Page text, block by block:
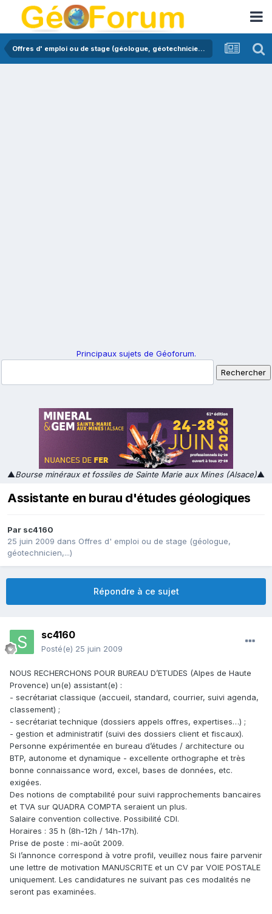
Offres d' emploi ou de stage (géologue, géotechnicien,...)
Principaux sujets de Géoforum.
▲Bourse minéraux et fossiles de Sainte Marie aux Mines (Alsace)▲
Assistante en burau d'études géologiques
Par sc4160
25 juin 2009 dans Offres d' emploi ou de stage (géologue,
géotechnicien,...)
Répondre à ce sujet
sc4160
Posté(e) 25 juin 2009
NOUS RECHERCHONS POUR BUREAU D’ETUDES (Alpes de Haute
Provence) un(e) assistant(e) :
- secrétariat classique (accueil, standard, courrier, suivi agenda,
classement) ;
- secrétariat technique (dossiers appels offres, expertises…) ;
- gestion et administratif (suivi des dossiers client et fiscaux).
Personne expérimentée en bureau d’études / architecture ou
BTP, autonome et dynamique - excellente orthographe et très
bonne connaissance word, excel, bases de données, etc.
exigées.
Des notions de comptabilité pour suivi rapprochements bancaires
et TVA sur QUADRA COMPTA seraient un plus.
Salaire convention collective. Possibilité CDI.
Horaires : 35 h (8h-12h / 14h-17h).
Prise de poste : mi-août 2009.
Si l’annonce correspond à votre profil, veuillez nous faire parvenir
une lettre de motivation MANUSCRITE et un CV par VOIE POSTALE
uniquement. Les candidatures ne suivant pas ces modalités ne
seront pas examinées.